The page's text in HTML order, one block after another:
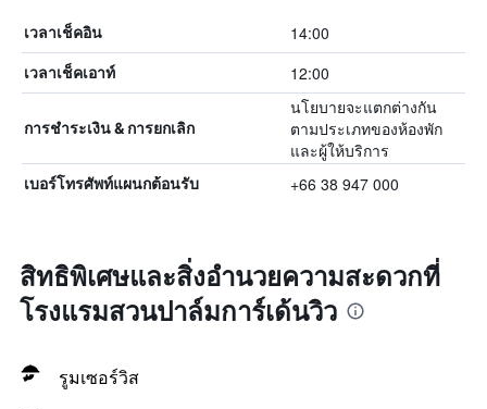
เวลาเช็คอิน 14:00
เวลาเช็คเอาท์ 12:00
การชำระเงิน & การยกเลิก
นโยบายจะแตกต่างกัน
ตามประเภทของห้องพัก
และผู้ให้บริการ
เบอร์โทรศัพท์แผนกต้อนรับ +66 38 947 000
สิทธิพิเศษและสิ่งอำนวยความสะดวกที่
โรงแรมสวนปาล์มการ์เด้นวิว
รูมเซอร์วิส